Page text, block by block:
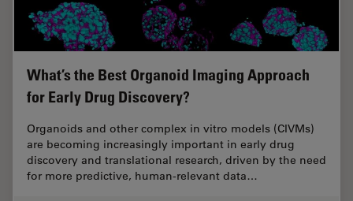
What’s the Best Organoid Imaging Approach
for Early Drug Discovery?
Organoids and other complex in vitro models (CIVMs)
are becoming increasingly important in early drug
discovery and translational research, driven by the need
for more predictive, human-relevant data…